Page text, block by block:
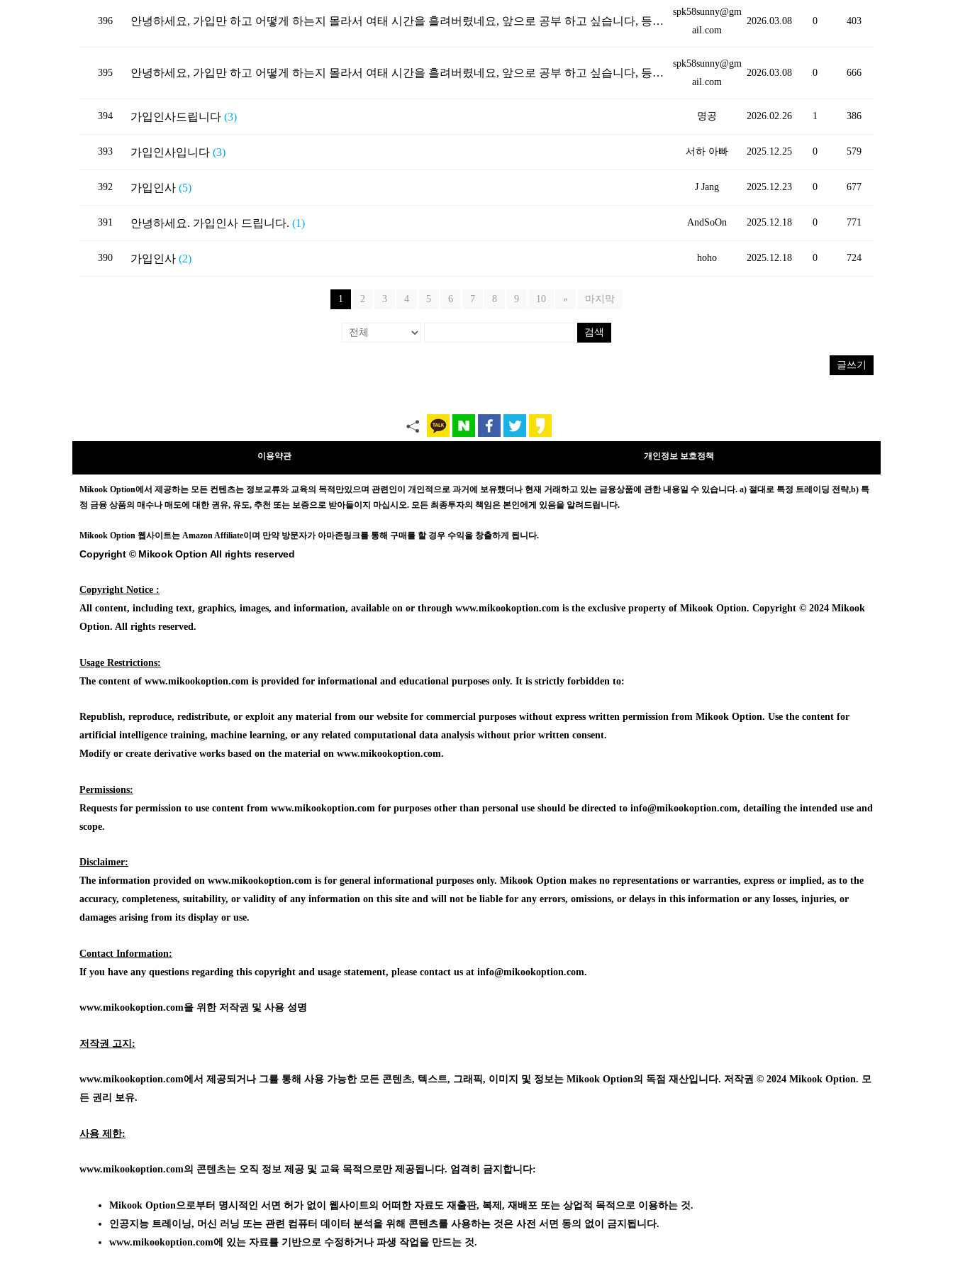
396 안녕하세요, 가입만 하고 어떻게 하는지 몰라서 여태 시간을 흘려버렸네요, 앞으로 공부 하고 싶습니다, 등업 부탁드립니다, 감사합니다
spk58sunny@gm
ail.com
2026.03.08 0 403
395 안녕하세요, 가입만 하고 어떻게 하는지 몰라서 여태 시간을 흘려버렸네요, 앞으로 공부 하고 싶습니다, 등업 부탁드립니다, 감사합니다
spk58sunny@gm
ail.com
2026.03.08 0 666
394 가입인사드립니다 (3) 명공 2026.02.26 1 386
393 가입인사입니다 (3) 서하 아빠 2025.12.25 0 579
392 가입인사 (5) J Jang 2025.12.23 0 677
391 안녕하세요. 가입인사 드립니다. (1) AndSoOn 2025.12.18 0 771
390 가입인사 (2) hoho 2025.12.18 0 724
1 2 3 4 5 6 7 8 9 10 » 마지막
검색
글쓰기
이용약관 개인정보 보호정책
Mikook Option에서 제공하는 모든 컨텐츠는 정보교류와 교육의 목적만있으며 관련인이 개인적으로 과거에 보유했더나 현재 거래하고 있는 금융상품에 관한 내용일 수 있습니다. a) 절대로 특정 트레이딩 전략,b) 특
정 금융 상품의 매수나 매도에 대한 권유, 유도, 추천 또는 보증으로 받아들이지 마십시오. 모든 최종투자의 책임은 본인에게 있음을 알려드립니다.
Mikook Option 웹사이트는 Amazon Affiliate이며 만약 방문자가 아마존링크를 통해 구매를 할 경우 수익을 창출하게 됩니다.
Copyright © Mikook Option All rights reserved
Copyright Notice :
All content, including text, graphics, images, and information, available on or through www.mikookoption.com is the exclusive property of Mikook Option. Copyright © 2024 Mikook
Option. All rights reserved.
Usage Restrictions:
The content of www.mikookoption.com is provided for informational and educational purposes only. It is strictly forbidden to:
Republish, reproduce, redistribute, or exploit any material from our website for commercial purposes without express written permission from Mikook Option. Use the content for
artificial intelligence training, machine learning, or any related computational data analysis without prior written consent.
Modify or create derivative works based on the material on www.mikookoption.com.
Permissions:
Requests for permission to use content from www.mikookoption.com for purposes other than personal use should be directed to info@mikookoption.com, detailing the intended use and
scope.
Disclaimer:
The information provided on www.mikookoption.com is for general informational purposes only. Mikook Option makes no representations or warranties, express or implied, as to the
accuracy, completeness, suitability, or validity of any information on this site and will not be liable for any errors, omissions, or delays in this information or any losses, injuries, or
damages arising from its display or use.
Contact Information:
If you have any questions regarding this copyright and usage statement, please contact us at info@mikookoption.com.
www.mikookoption.com을 위한 저작권 및 사용 성명
저작권 고지:
www.mikookoption.com에서 제공되거나 그를 통해 사용 가능한 모든 콘텐츠, 텍스트, 그래픽, 이미지 및 정보는 Mikook Option의 독점 재산입니다. 저작권 © 2024 Mikook Option. 모
든 권리 보유.
사용 제한:
www.mikookoption.com의 콘텐츠는 오직 정보 제공 및 교육 목적으로만 제공됩니다. 엄격히 금지합니다:
Mikook Option으로부터 명시적인 서면 허가 없이 웹사이트의 어떠한 자료도 재출판, 복제, 재배포 또는 상업적 목적으로 이용하는 것.
인공지능 트레이닝, 머신 러닝 또는 관련 컴퓨터 데이터 분석을 위해 콘텐츠를 사용하는 것은 사전 서면 동의 없이 금지됩니다.
www.mikookoption.com에 있는 자료를 기반으로 수정하거나 파생 작업을 만드는 것.